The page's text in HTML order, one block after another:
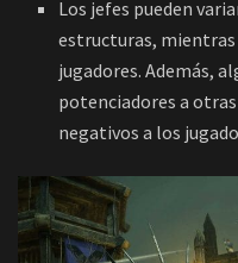
Los jefes pueden
estructuras, mientras
jugadores. Además,
potenciadores a
negativos a los